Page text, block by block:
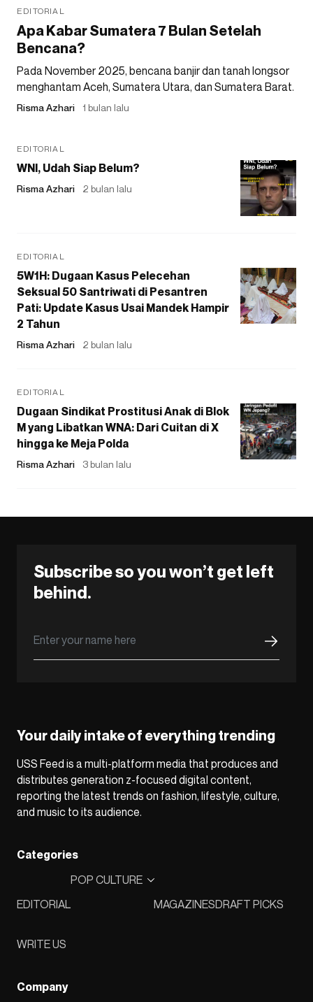
EDITORIAL
Apa Kabar Sumatera 7 Bulan Setelah
Bencana?
Pada November 2025, bencana banjir dan tanah longsor
menghantam Aceh, Sumatera Utara, dan Sumatera Barat.
Risma Azhari 1 bulan lalu
EDITORIAL
WNI, Udah Siap Belum?
Risma Azhari 2 bulan lalu
EDITORIAL
5W1H: Dugaan Kasus Pelecehan
Seksual 50 Santriwati di Pesantren
Pati: Update Kasus Usai Mandek Hampir
2 Tahun
Risma Azhari 2 bulan lalu
EDITORIAL
Dugaan Sindikat Prostitusi Anak di Blok
M yang Libatkan WNA: Dari Cuitan di X
hingga ke Meja Polda
Risma Azhari 3 bulan lalu
Subscribe so you won’t get left
behind.
Your daily intake of everything trending
USS Feed is a multi-platform media that produces and
distributes generation z-focused digital content,
reporting the latest trends on fashion, lifestyle, culture,
and music to its audience.
Categories
EDITORIAL
POP CULTURE
MAGAZINESDRAFT PICKS
WRITE US
Company